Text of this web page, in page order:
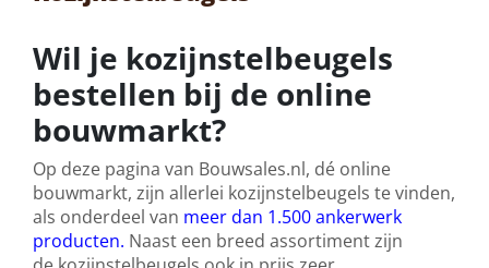
Wil je kozijnstelbeugels
bestellen bij de online
bouwmarkt?
Op deze pagina van Bouwsales.nl, dé online
bouwmarkt, zijn allerlei kozijnstelbeugels te vinden,
als onderdeel van meer dan 1.500 ankerwerk
producten. Naast een breed assortiment zijn